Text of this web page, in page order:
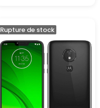
Rupture de stock